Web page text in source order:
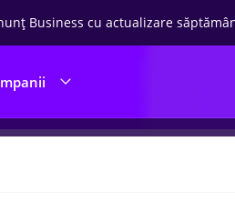
Business cu actualizare